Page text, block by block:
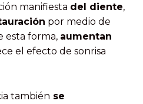
manifiesta del diente,
por medio de
esta forma, aumentan
el efecto de sonrisa
también se